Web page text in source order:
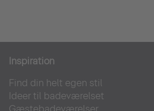
Inspiration
Find din helt egen stil
Ideer til badeværelset